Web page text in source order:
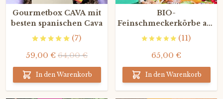
Gourmetbox CAVA mit
besten spanischen Cava
(7)
59,00 € 64,00 €
In den Warenkorb
BIO-
Feinschmeckerkörbe aus
der Franzosische Region
(mit Rotwein)
(11)
65,00 €
In den Warenkorb